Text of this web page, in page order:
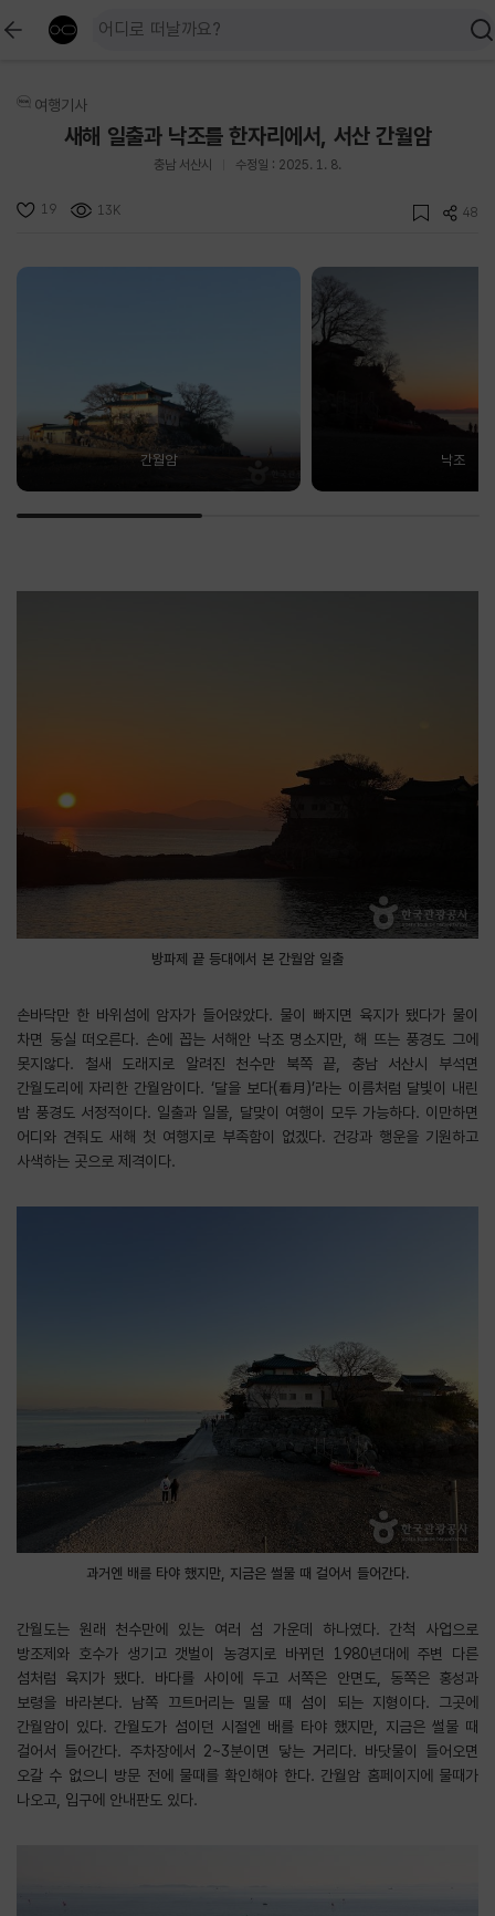
여행기사
새해 일출과 낙조를 한자리에서, 서산 간월암
충남 서산시 수정일 : 2025. 1. 8.
19 13K 48
간월암 낙조
방파제 끝 등대에서 본 간월암 일출
손바닥만 한 바위섬에 암자가 들어앉았다. 물이 빠지면 육지가 됐다가 물이
차면 둥실 떠오른다. 손에 꼽는 서해안 낙조 명소지만, 해 뜨는 풍경도 그에
못지않다. 철새 도래지로 알려진 천수만 북쪽 끝, 충남 서산시 부석면
간월도리에 자리한 간월암이다. ‘달을 보다(看月)’라는 이름처럼 달빛이 내린
밤 풍경도 서정적이다. 일출과 일몰, 달맞이 여행이 모두 가능하다. 이만하면
어디와 견줘도 새해 첫 여행지로 부족함이 없겠다. 건강과 행운을 기원하고
사색하는 곳으로 제격이다.
과거엔 배를 타야 했지만, 지금은 썰물 때 걸어서 들어간다.
간월도는 원래 천수만에 있는 여러 섬 가운데 하나였다. 간척 사업으로
방조제와 호수가 생기고 갯벌이 농경지로 바뀌던 1980년대에 주변 다른
섬처럼 육지가 됐다. 바다를 사이에 두고 서쪽은 안면도, 동쪽은 홍성과
보령을 바라본다. 남쪽 끄트머리는 밀물 때 섬이 되는 지형이다. 그곳에
간월암이 있다. 간월도가 섬이던 시절엔 배를 타야 했지만, 지금은 썰물 때
걸어서 들어간다. 주차장에서 2~3분이면 닿는 거리다. 바닷물이 들어오면
오갈 수 없으니 방문 전에 물때를 확인해야 한다. 간월암 홈페이지에 물때가
나오고, 입구에 안내판도 있다.